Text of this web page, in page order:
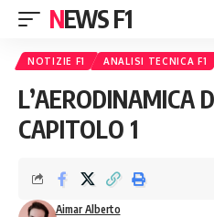
NEWS F1
NOTIZIE F1 ANALISI TECNICA F1
L’AERODINAMICA
CAPITOLO 1
Aimar Alberto